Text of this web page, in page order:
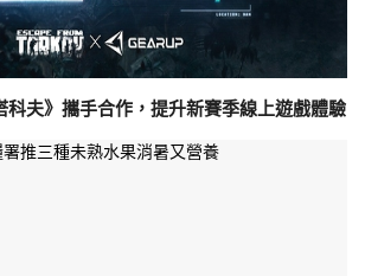
科夫》攜手合作，提升新賽季線上遊戲體驗